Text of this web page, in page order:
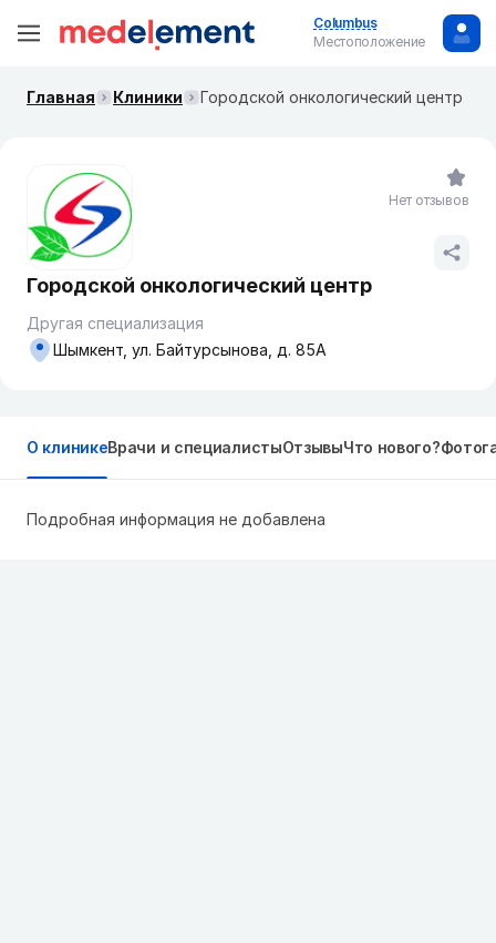
Columbus
Местоположение
Главная Клиники Городской онкологический центр
Городской онкологический центр
Другая специализация
Шымкент, ул. Байтурсынова, д. 85А
Нет отзывов
О клиникеВрачи и специалистыОтзывыЧто нового?
Подробная информация не добавлена